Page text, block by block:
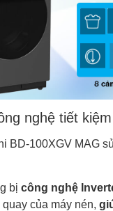
nghệ tiết
BD-100XGV MAG
bị công nghệ
của máy nén,